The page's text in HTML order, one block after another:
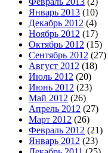
Январь 2013 (10)
Декабрь 2012 (4)
Ноябрь 2012 (17)
Октябрь 2012 (15)
Сентябрь 2012 (27)
Август 2012 (18)
Июль 2012 (20)
Июнь 2012 (23)
Май 2012 (26)
Апрель 2012 (27)
Март 2012 (26)
Февраль 2012 (21)
Январь 2012 (23)